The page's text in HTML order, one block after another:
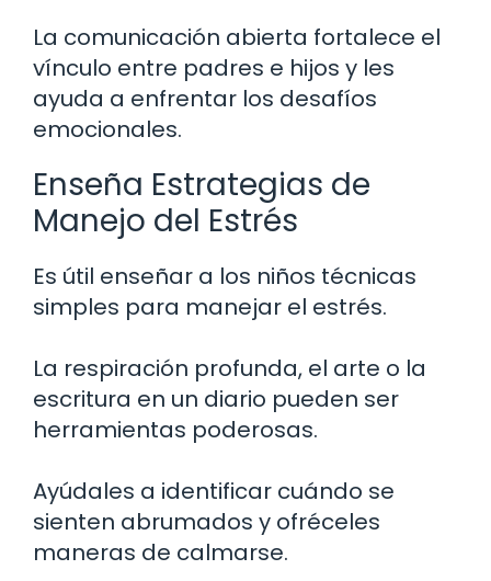
La comunicación abierta fortalece el
vínculo entre padres e hijos y les
ayuda a enfrentar los desafíos
emocionales.
Enseña Estrategias de
Manejo del Estrés
Es útil enseñar a los niños técnicas
simples para manejar el estrés.
La respiración profunda, el arte o la
escritura en un diario pueden ser
herramientas poderosas.
Ayúdales a identificar cuándo se
sienten abrumados y ofréceles
maneras de calmarse.